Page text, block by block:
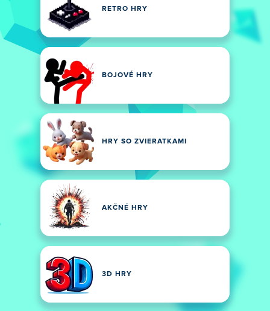
RETRO HRY
BOJOVÉ HRY
HRY SO ZVIERATKAMI
AKČNÉ HRY
3D HRY